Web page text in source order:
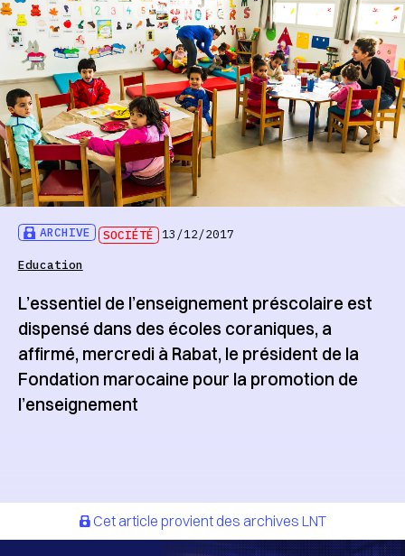
ARCHIVE SOCIÉTÉ
13/12/2017
Education
L’essentiel de l’enseignement préscolaire est
dispensé dans des écoles coraniques, a
affirmé, mercredi à Rabat, le président de la
Fondation marocaine pour la promotion de
l’enseignement
Cet article provient des archives LNT